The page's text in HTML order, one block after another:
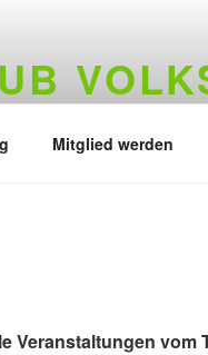
Mitglied werden
Veranstaltungen